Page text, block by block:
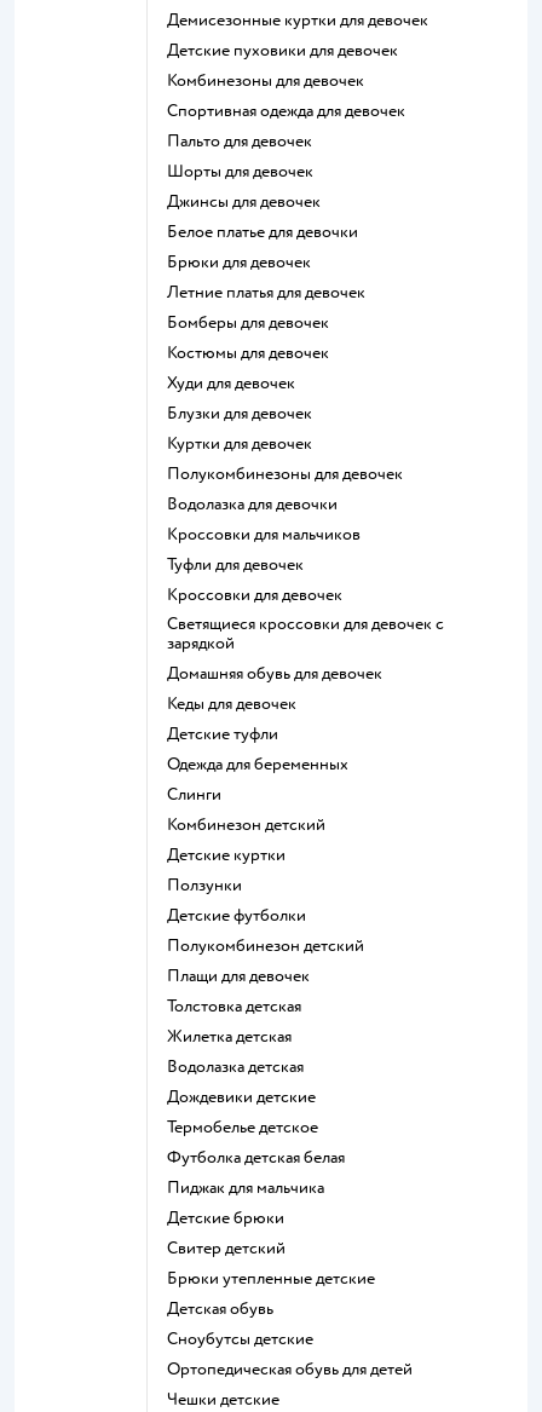
Демисезонные куртки для девочек
Детские пуховики для девочек
Комбинезоны для девочек
Спортивная одежда для девочек
Пальто для девочек
Шорты для девочек
Джинсы для девочек
Белое платье для девочки
Брюки для девочек
Летние платья для девочек
Бомберы для девочек
Костюмы для девочек
Худи для девочек
Блузки для девочек
Куртки для девочек
Полукомбинезоны для девочек
Водолазка для девочки
Кроссовки для мальчиков
Туфли для девочек
Кроссовки для девочек
Светящиеся кроссовки для девочек с
зарядкой
Домашняя обувь для девочек
Кеды для девочек
Детские туфли
Одежда для беременных
Слинги
Комбинезон детский
Детские куртки
Ползунки
Детские футболки
Полукомбинезон детский
Плащи для девочек
Толстовка детская
Жилетка детская
Водолазка детская
Дождевики детские
Термобелье детское
Футболка детская белая
Пиджак для мальчика
Детские брюки
Свитер детский
Брюки утепленные детские
Детская обувь
Сноубутсы детские
Ортопедическая обувь для детей
Чешки детские